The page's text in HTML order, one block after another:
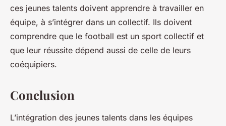
ces jeunes talents doivent apprendre à travailler en
équipe, à s’intégrer dans un collectif. Ils doivent
comprendre que le football est un sport collectif et
que leur réussite dépend aussi de celle de leurs
coéquipiers.
Conclusion
L’intégration des jeunes talents dans les équipes